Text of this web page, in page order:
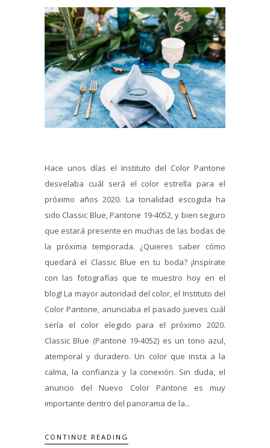
Hace unos días el Instituto del Color Pantone
desvelaba cuál será el color estrella para el
próximo años 2020. La tonalidad escogida ha
sido Classic Blue, Pantone 19-4052, y bien seguro
que estará presente en muchas de las bodas de
la próxima temporada. ¿Quieres saber cómo
quedará el Classic Blue en tu boda? ¡Inspírate
con las fotografías que te muestro hoy en el
blog! La mayor autoridad del color, el Instituto del
Color Pantone, anunciaba el pasado jueves cuál
sería el color elegido para el próximo 2020.
Classic Blue (Pantone 19-4052) es un tono azul,
atemporal y duradero. Un color que insta a la
calma, la confianza y la conexión. Sin duda, el
anuncio del Nuevo Color Pantone es muy
importante dentro del panorama de la...
CONTINUE READING